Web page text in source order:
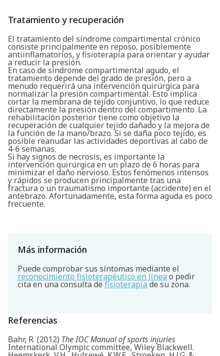
Tratamiento y recuperación
El tratamiento del síndrome compartimental crónico
consiste principalmente en reposo, posiblemente
antiinflamatorios, y fisioterapia para orientar y ayudar
a reducir la presión.
En caso de síndrome compartimental agudo, el
tratamiento depende del grado de presión, pero a
menudo requerirá una intervención quirúrgica para
normalizar la presión compartimental. Esto implica
cortar la membrana de tejido conjuntivo, lo que reduce
directamente la presión dentro del compartimento. La
rehabilitación posterior tiene como objetivo la
recuperación de cualquier tejido dañado y la mejora de
la función de la mano/brazo. Si se daña poco tejido, es
posible reanudar las actividades deportivas al cabo de
4-6 semanas.
Si hay signos de necrosis, es importante la
intervención quirúrgica en un plazo de 6 horas para
minimizar el daño nervioso. Estos fenómenos intensos
y rápidos se producen principalmente tras una
fractura o un traumatismo importante (accidente) en el
antebrazo. Afortunadamente, esta forma aguda es poco
frecuente.
Más información
Puede comprobar sus síntomas mediante el
reconocimiento fisioterapéutico en línea o pedir
cita en una consulta de fisioterapia de su zona.
Referencias
Bahr, R. (2012) The IOC Manual of sports injuries
International Olympic committee, Wiley Blackwell.